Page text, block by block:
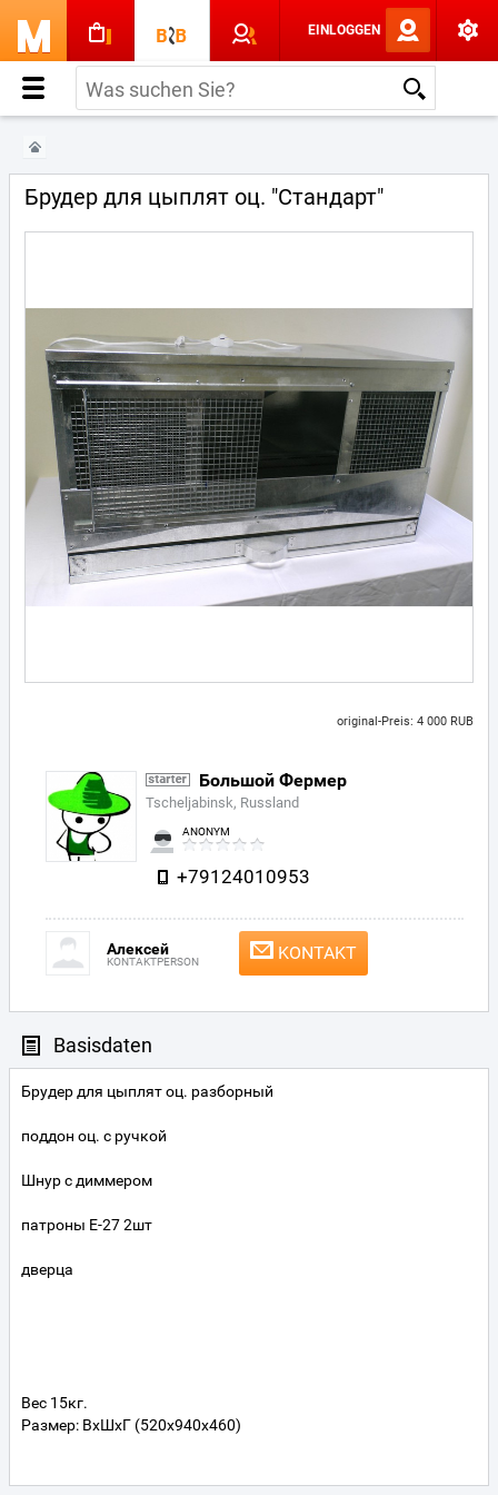
EINLOGGEN
Брудер для цыплят оц. "Стандарт"
original-Preis: 4 000 RUB
Большой Фермер
Tscheljabinsk, Russland
ANONYM
+79124010953
Алексей
KONTAKTPERSON KONTAKT
Basisdaten
Брудер для цыплят оц. разборный
поддон оц. с ручкой
Шнур с диммером
патроны Е-27 2шт
дверца
Вес 15кг.
Размер: ВхШхГ (520х940х460)